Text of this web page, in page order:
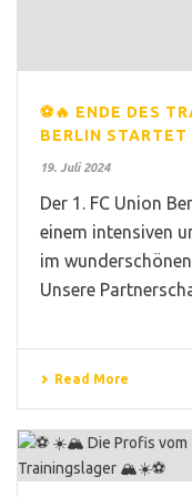
⚽️🔥 ENDE DES
BERLIN STARTET
19. Juli 2024
Der 1. FC Union
einem intensiven
im
Unsere
Read More